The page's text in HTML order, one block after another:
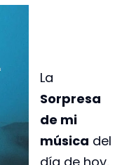
La
Sorpresa
de mi
música del